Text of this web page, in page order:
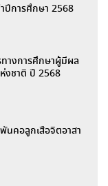
ปีการศึกษา 2568
ทางการศึกษาผู้มีผล
งชาติ ปี 2568
นคอลูกเสือจิตอาสา